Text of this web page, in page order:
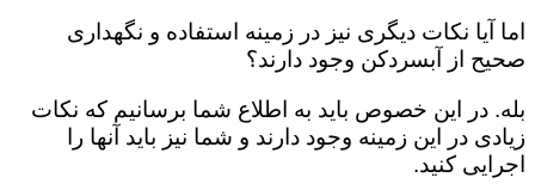
اما آیا نکات دیگری نیز در زمینه استفاده و نگهداری
صحیح از آبسردکن وجود دارند؟
بله. در این خصوص باید به اطلاع شما برسانیم که نکات
زیادی در این زمینه وجود دارند و شما نیز باید آنها را
اجرایی کنید.